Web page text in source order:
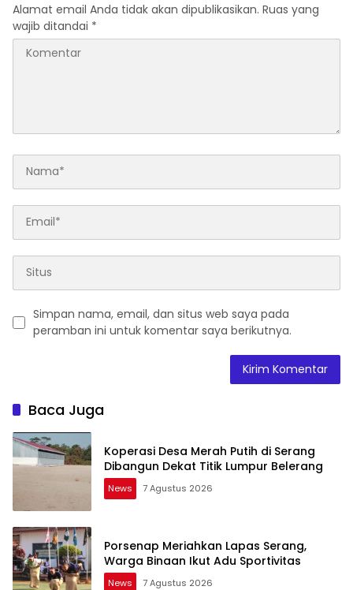
Alamat email Anda tidak akan dipublikasikan. Ruas yang
wajib ditandai *
Simpan nama, email, dan situs web saya pada
peramban ini untuk komentar saya berikutnya.
Baca Juga
Koperasi Desa Merah Putih di Serang
Dibangun Dekat Titik Lumpur Belerang
News 7 Agustus 2026
Porsenap Meriahkan Lapas Serang,
Warga Binaan Ikut Adu Sportivitas
News 7 Agustus 2026